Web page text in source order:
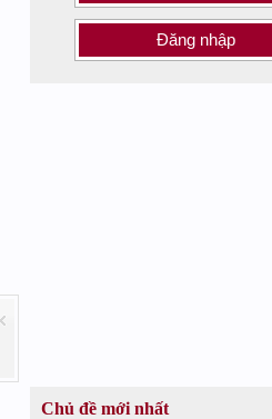
Đăng nhập
Chủ đề mới nhất